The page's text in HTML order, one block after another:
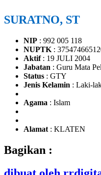
SURATNO, ST
NIP : 992 005 118
NUPTK :
Aktif: 19 JULI 2004
Jabatan : Guru Mata
Status : GTY
Jenis Kelamin : Laki-
Agama : Islam
Alamat : KLATEN
Bagikan :